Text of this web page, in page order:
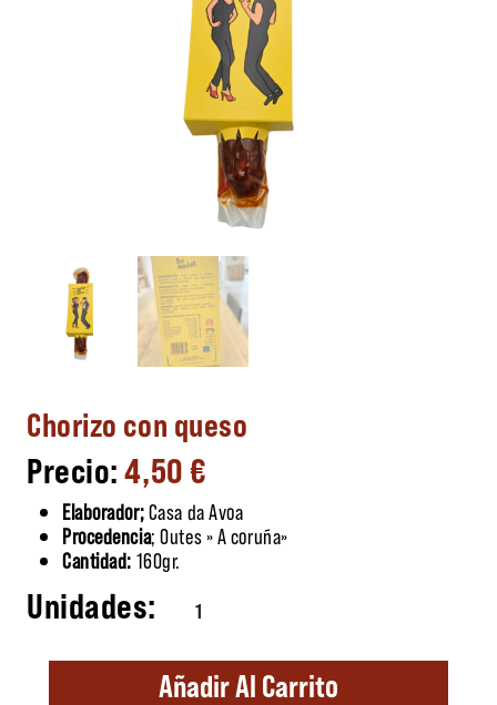
Chorizo con queso
4,50€
Elaborador;Casa da Avoa
Procedencia; Outes » A coruña»
Cantidad: 160gr.
Chorizo con queso cantidad
Añadir Al Carrito